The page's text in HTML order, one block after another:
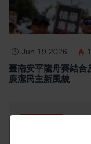
Jun 19 2026
臺南安平龍舟賽結
廉潔民主新風貌